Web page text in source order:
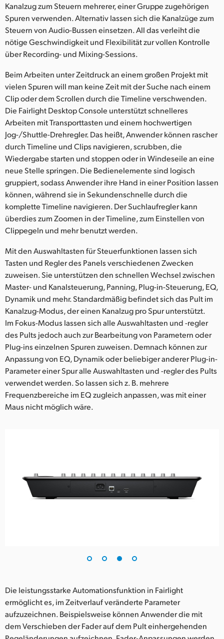
Kanalzug zum Steuern mehrerer, einer Gruppe zugehörigen
Spuren verwenden. Alternativ lassen sich die Kanalzüge zum
Steuern von Audio-Bussen einsetzen. All das verleiht die
nötige Geschwindigkeit und Flexibilität zur vollen Kontrolle
über Recording- und Mixing-Sessions.
Beim Arbeiten unter Zeitdruck an einem großen Projekt mit
vielen Spuren will man keine Zeit mit der Suche nach einem
Clip oder dem Scrollen durch die Timeline verschwenden.
Die Fairlight Desktop Console unterstützt schnelleres
Arbeiten mit Transporttasten und einem hochwertigen
Jog-/Shuttle-Drehregler. Das heißt, Anwender können rascher
durch Timeline und Clips navigieren, scrubben, die
Wiedergabe starten und stoppen oder in Windeseile an eine
neue Stelle springen. Die Bedienelemente sind logisch
gruppiert, sodass Anwender ihre Hand in einer Position lassen
können, während sie in Sekundenschnelle durch die
komplette Timeline navigieren. Der Suchlaufregler kann
überdies zum Zoomen in der Timeline, zum Einstellen von
Clippegeln und mehr benutzt werden.
Mit den Auswahltasten für Steuerfunktionen lassen sich
Tasten und Regler des Panels verschiedenen Zwecken
zuweisen. Sie unterstützen den schnellen Wechsel zwischen
Master- und Kanalsteuerung, Panning, Plug-in-Steuerung, EQ,
Dynamik und mehr. Standardmäßig befindet sich das Pult im
Kanalzug-Modus, der einen Kanalzug pro Spur unterstützt.
Im Fokus-Modus lassen sich alle Auswahltasten und -regler
des Pults jedoch auch zur Bearbeitung von Parametern oder
Plug-ins einzelnen Spuren zuweisen. Demnach können zur
Anpassung von EQ, Dynamik oder beliebiger anderer Plug-in-
Parameter einer Spur alle Auswahltasten und -regler des Pults
verwendet werden. So lassen sich z. B. mehrere
Frequenzbereiche im EQ zugleich anpassen, was mit einer
Maus nicht möglich wäre.
Die leistungsstarke Automationsfunktion in Fairlight
ermöglicht es, im Zeitverlauf veränderte Parameter
aufzuzeichnen. Beispielsweise können Anwender die mit
dem Verschieben der Fader auf dem Pult einhergehenden